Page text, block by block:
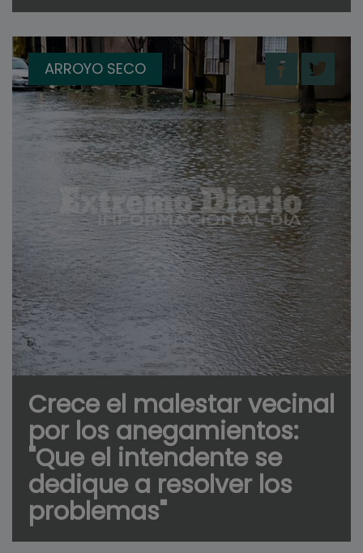
ARROYO SECO
Crece el malestar vecinal
por los anegamientos:
"Que el intendente se
dedique a resolver los
problemas"